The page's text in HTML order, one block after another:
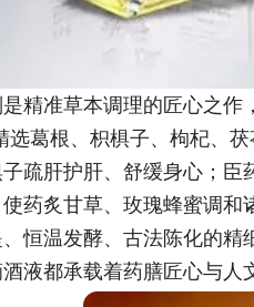
精准草本调理的匠心之作
选葛根、枳椇子、枸杞、
疏肝护肝、舒缓身心；臣
药炙甘草、玫瑰蜂蜜调
恒温发酵、古法陈化的
液都承载着药膳匠心与人